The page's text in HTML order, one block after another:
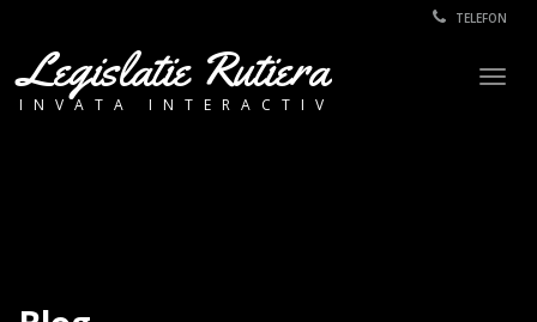
TELEFON
Legislatie Rutiera
INVATA INTERACTIV